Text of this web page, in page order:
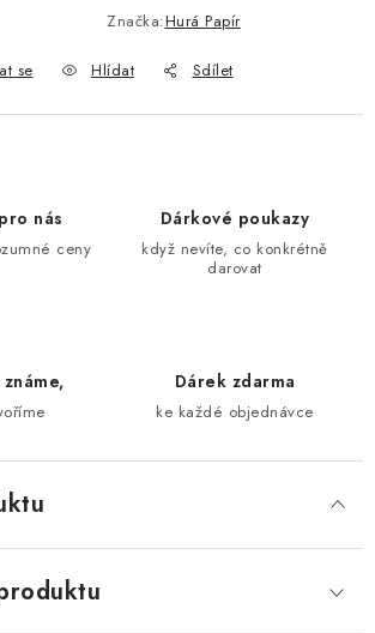
Značka:Hurá Papír
se Hlídat Sdílet
nás
ceny
Dárkové poukazy
když nevíte, co konkrétně
darovat
Dárek zdarma
ke každé objednávce